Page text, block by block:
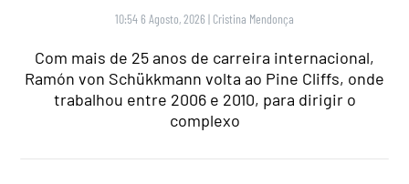
10:54 6 Agosto, 2026 | Cristina Mendonça
Com mais de 25 anos de carreira internacional,
Ramón von Schükkmann volta ao Pine Cliffs, onde
trabalhou entre 2006 e 2010, para dirigir o
complexo